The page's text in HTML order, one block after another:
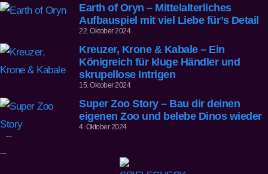
Earth of Oryn – Mittelalterliches
Aufbauspiel mit viel Liebe für’s Detail
22. Oktober 2024
Kreuzer, Krone & Kabale – Ein
Königreich für kluge Händler und
skrupellose Intrigen
15. Oktober 2024
Super Zoo Story – Bau dir deinen
eigenen Zoo und belebe Dinos wieder
4. Oktober 2024